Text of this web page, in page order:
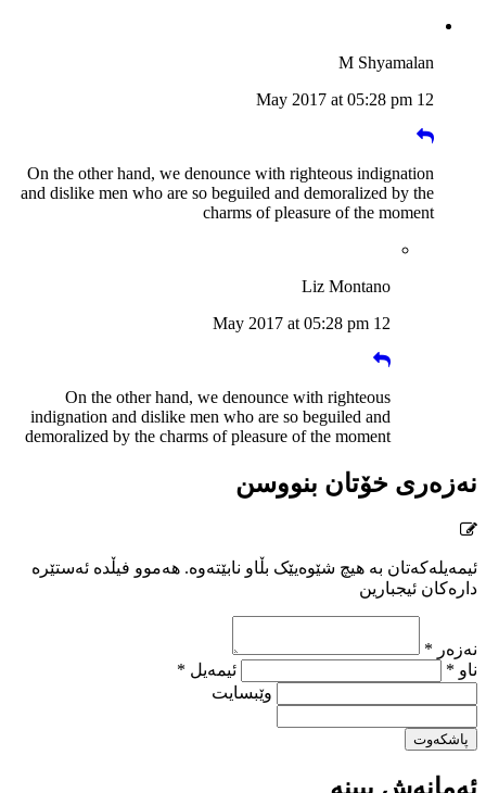
M Shyamalan
12 May 2017 at 05:28 pm
On the other hand, we denounce with righteous indignation
and dislike men who are so beguiled and demoralized by the
charms of pleasure of the moment
Liz Montano
12 May 2017 at 05:28 pm
On the other hand, we denounce with righteous
indignation and dislike men who are so beguiled and
demoralized by the charms of pleasure of the moment
نەزەری خۆتان بنووسن
ئیمەیلەکەتان بە هیچ شێوەیێک بڵاو نابێتەوە. هەموو فیڵدە ئەستێرە
دارەکان ئیجبارین
نەزەر *
ناو *
ئیمەیل *
وێبسایت
پاشکەوت